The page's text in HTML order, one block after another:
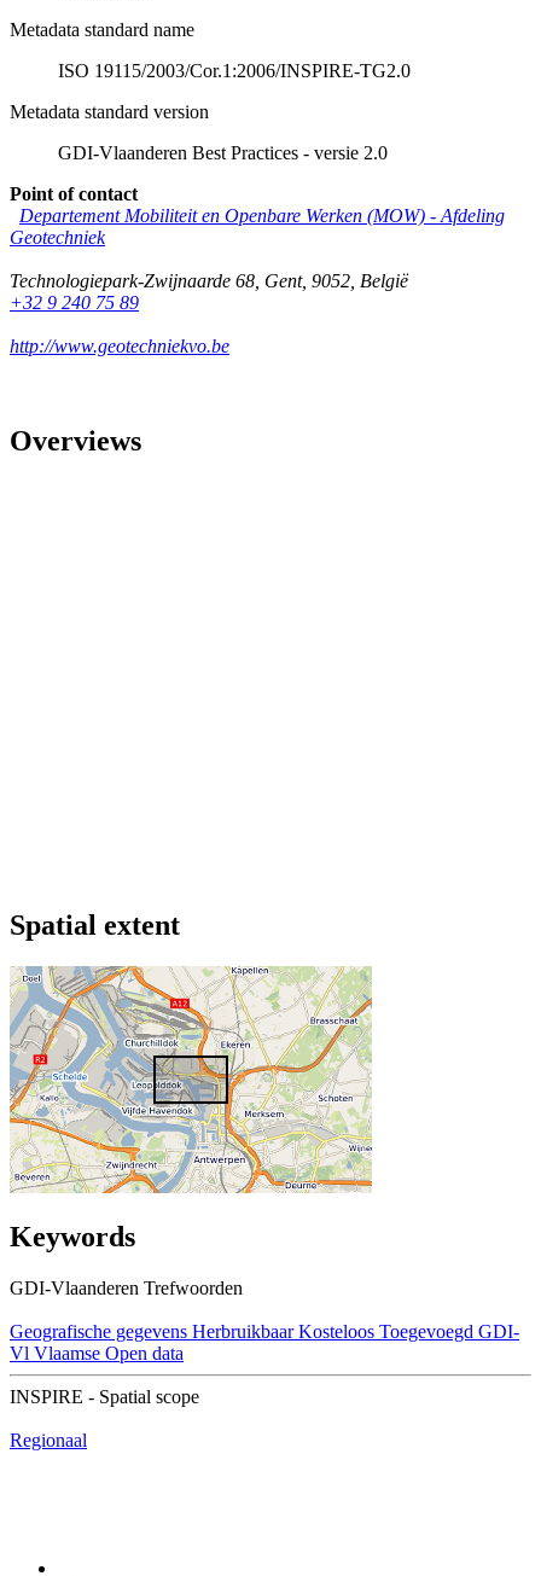
Metadata standard name
ISO 19115/2003/Cor.1:2006/INSPIRE-TG2.0
Metadata standard version
GDI-Vlaanderen Best Practices - versie 2.0
Point of contact
Departement Mobiliteit en Openbare Werken (MOW) - Afdeling
Geotechniek
Technologiepark-Zwijnaarde 68 Gent, 9052 België
+32 9 240 75 89
http://www.geotechniekvo.be
Overviews
Spatial extent
Keywords
GDI-Vlaanderen Trefwoorden
Geografische gegevens Herbruikbaar Kosteloos Toegevoegd GDI-
Vl Vlaamse Open data
INSPIRE - Spatial scope
Regionaal